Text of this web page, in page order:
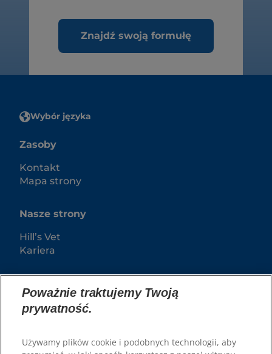
Znajdź swoją formułę
Wybór języka
Zasoby
Kontakt
Mapa strony
Nasze strony
Hill’s Vet
Kariera
Poważnie traktujemy Twoją
prywatność.
Używamy plików cookie i podobnych technologii, aby